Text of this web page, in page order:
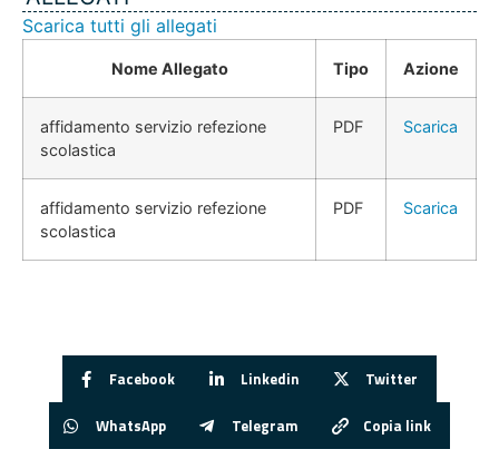
Scarica tutti gli allegati
Nome Allegato Tipo Azione
affidamento servizio refezione
scolastica
PDF Scarica
affidamento servizio refezione
scolastica
PDF Scarica
Facebook Linkedin Twitter
WhatsApp Telegram Copia link